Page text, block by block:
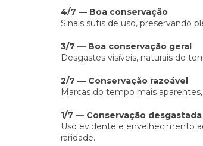
4/7 — Boa conservação
Sinais sutis de uso, preservando
3/7 — Boa conservação geral
Desgastes visíveis, naturais do
2/7 — Conservação razoável
Marcas do tempo mais
1/7 — Conservação desgastada
Uso evidente e envelhecimento
raridade.